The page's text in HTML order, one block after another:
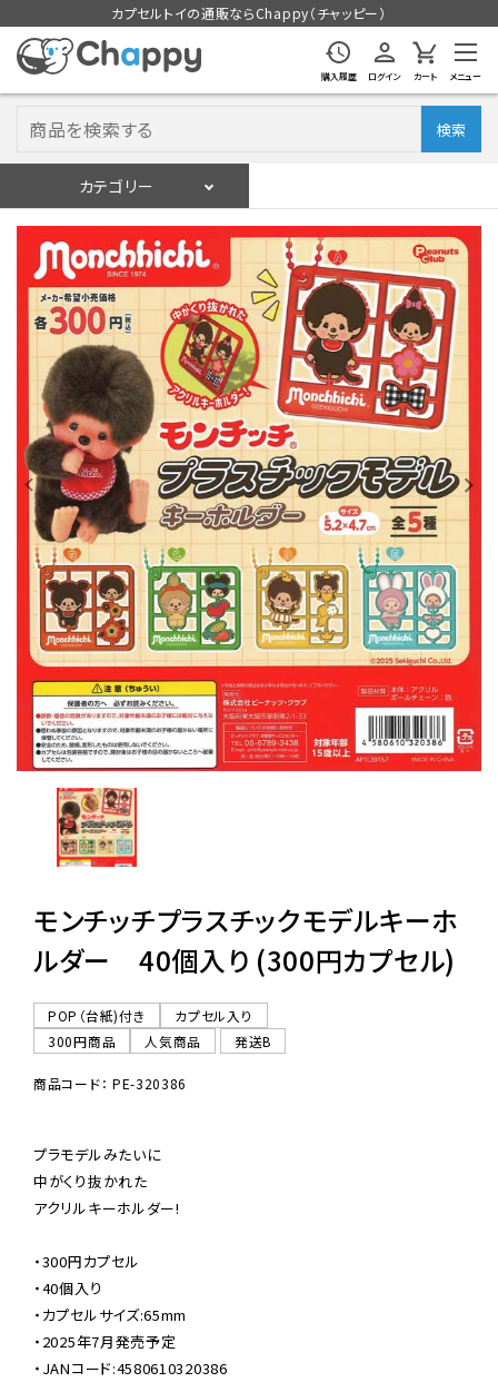
カプセルトイの通販ならChappy（チャッピー）
購入履歴 ログイン カート メニュー
検索
カテゴリー
ログイン 会員登録
入荷スケジュールをチェック
カプセルトイマシン本体
カプセルトイ
販促用空カプセル
レンタル
景品・玩具・文具
販促用カプセルトイ
よくあるご質問
06-6282-7659
モンチッチプラスチックモデルキーホ
ルダー 40個入り (300円カプセル)
POP（台紙)付き
カプセル入り
300円商品
人気商品 発送B
商品コード： PE-320386
プラモデルみたいに
中がくり抜かれた
アクリルキーホルダー!
・300円カプセル
・40個入り
・カプセルサイズ:65mm
・2025年7月発売予定
・JANコード:4580610320386